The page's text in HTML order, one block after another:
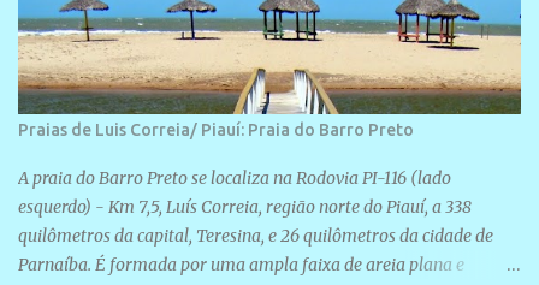
Praias de Luis Correia/ Piauí: Praia do Barro Preto
A praia do Barro Preto se localiza na Rodovia PI-116 (lado
esquerdo) - Km 7,5, Luís Correia, região norte do Piauí, a 338
quilômetros da capital, Teresina, e 26 quilômetros da cidade de
Parnaíba. É formada por uma ampla faixa de areia plana e